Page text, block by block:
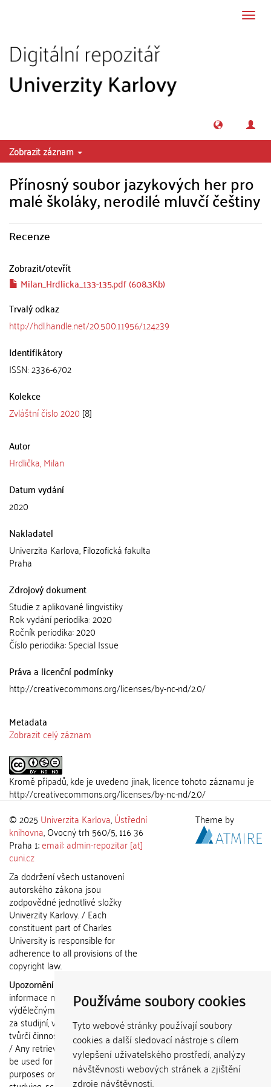
Používáme soubory cookies
Tyto webové stránky používají soubory
cookies a další sledovací nástroje s cílem
vylepšení uživatelského prostředí, analýzy
návštěvnosti webových stránek a zjištění
zdroje návštěvnosti.
Zobrazit záznam
Přínosný soubor jazykových her pro
malé školáky, nerodilé mluvčí češtiny
Recenze
Zobrazit/otevřít
Milan_Hrdlicka_133-135.pdf (608.3Kb)
Trvalý odkaz
http://hdl.handle.net/20.500.11956/124239
Identifikátory
ISSN: 2336-6702
Kolekce
Zvláštní číslo 2020 [8]
Autor
Hrdlička, Milan
Datum vydání
2020
Nakladatel
Univerzita Karlova, Filozofická fakulta
Praha
Zdrojový dokument
Studie z aplikované lingvistiky
Rok vydání periodika: 2020
Ročník periodika: 2020
Číslo periodika: Special Issue
Práva a licenční podmínky
http://creativecommons.org/licenses/by-nc-nd/2.0/
Metadata
Zobrazit celý záznam
Kromě případů, kde je uvedeno jinak, licence tohoto záznamu je
http://creativecommons.org/licenses/by-nc-nd/2.0/
© 2025 Univerzita Karlova,Ústřední
knihovna, Ovocný trh 560/5, 116 36
Praha 1;email: admin-repozitar [at]
cuni.cz
Za dodržení všech ustanovení
autorského zákona jsou
zodpovědné jednotlivé složky
Univerzity Karlovy. / Each
constituent part of Charles
University is responsible for
adherence to all provisions of the
copyright law.
Upozornění / Notice:
informace nemohou být použity k
výdělečným účelům nebo vydávány
za studijní, vědeckou nebo jinou
tvůrčí činnost jiné osoby než autora.
/ Any retrieved information shall not
be used for any commercial
purposes or claimed as results of
Theme by